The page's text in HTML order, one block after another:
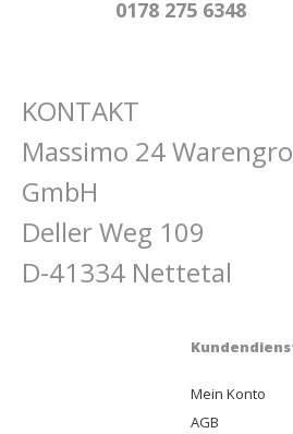
0178 275 6348
KONTAKT
Massimo 24
GmbH
Deller Weg 109
D-41334 Nettetal
Mein Konto
AGB